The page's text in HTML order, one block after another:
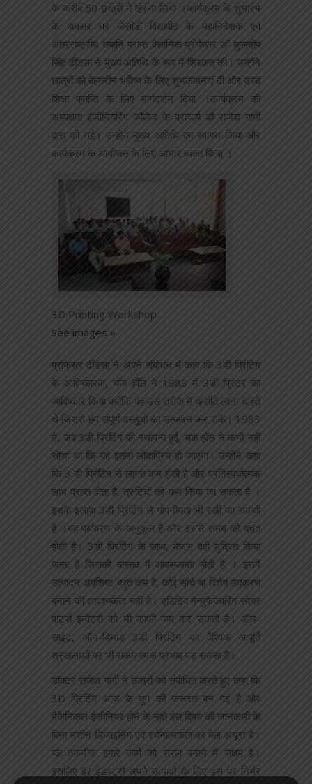
के करीब 50 छात्रों ने हिस्सा लिया ।कार्यक्रम के शुभारंभ
के अवसर पर जेसीडी विद्यापीठ के महानिदेशक एवं
अंतरराष्ट्रीय ख्याति प्राप्त वैज्ञानिक प्रोफेसर डॉ कुलदीप
सिंह ढींडसा ने मुख्य अतिथि के रूप में शिरकत की। उन्होंने
छात्रों को बेहतरीन भविष्य के लिए शुभकामनाएं दी और उच्च
शिक्षा प्राप्ति के लिए मार्गदर्शन दिया ।कार्यक्रम की
अध्यक्षता इंजीनियरिंग कॉलेज के प्राचार्य डॉ राजेश गार्गी
द्वारा की गई। उन्होंने मुख्य अतिथि का स्वागत किया और
कार्यक्रम के आयोजन के लिए आभार व्यक्त किया ।
3D Printing Workshop
See images »
प्रोफेसर ढींडसा ने अपने संबोधन में कहा कि 3डी प्रिंटिंग
के आविष्कारक, चक हॉल ने 1983 में 3डी प्रिंटर का
आविष्कार किया क्योंकि वह उस तरीके में क्रांति लाना चाहते
थे जिससे हम संपूर्ण वस्तुओं का उत्पादन कर सकें। 1983
में, जब 3डी प्रिंटिंग की स्थापना हुई, चक हॉल ने कभी नहीं
सोचा था कि यह इतना लोकप्रिय हो जाएगा। उन्होंने कहा
कि 3 डी प्रिंटिंग से लागत कम होती है और प्रतिस्पर्धात्मक
लाभ प्राप्त होता है, त्रुटियों को कम किया जा सकता है ।
इसके इलावा 3डी प्रिंटिंग से गोपनीयता भी रखी जा सकती
है ।यह पर्यावरण के अनुकूल है और इससे समय की बचत
होती है। 3डी प्रिंटिंग के साथ, केवल वही मुद्रित किया
जाता है जिसकी वास्तव में आवश्यकता होती है । इसमें
उत्पादन अपशिष्ट बहुत कम है, कोई सांचे या विशेष उपकरण
बनाने की आवश्यकता नहीं है। एडिटिव मैन्युफैक्चरिंग स्पेयर
पार्ट्स इन्वेंट्री को भी काफी कम कर सकती है। ऑन-
साइट, ऑन-डिमांड 3डी प्रिंटिंग का वैश्विक आपूर्ति
श्रृंखलाओं पर भी सकारात्मक प्रभाव पड़ सकता है।
डॉक्टर राजेश गार्गी ने छात्रों को संबोधित करते हुए कहा कि
3D प्रिंटिंग आज के युग की जरूरत बन गई है और
मैकेनिकल इंजीनियर होने के नाते इस विषय की जानकारी के
बिना मशीन डिजाइनिंग एवं रचनात्मकता का मेल अधूरा है।
यह तकनीक हमारे कार्य को सरल बनाने में सक्षम है।
इसलिए हर इंडस्ट्री अपने उत्पादों के लिए इस पर निर्भर